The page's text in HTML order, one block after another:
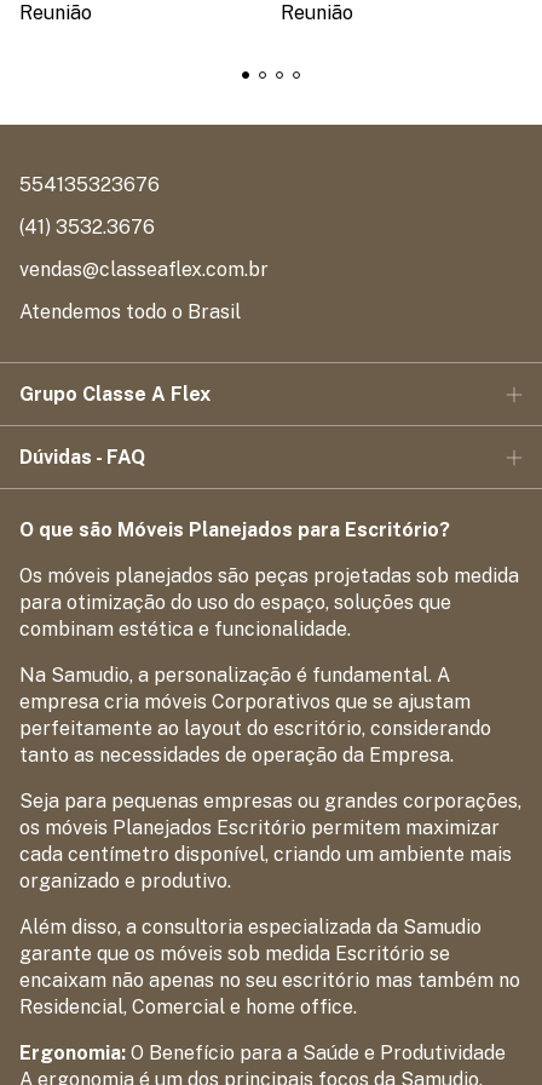
Reunião
Reunião
554135323676
(41) 3532.3676
vendas@classeaflex.com.br
Atendemos todo o Brasil
Grupo Classe A Flex
Dúvidas - FAQ
O que são Móveis Planejados para Escritório?
Os móveis planejados são peças projetadas sob medida
para otimização do uso do espaço, soluções que
combinam estética e funcionalidade.
Na Samudio, a personalização é fundamental. A
empresa cria móveis Corporativos que se ajustam
perfeitamente ao layout do escritório, considerando
tanto as necessidades de operação da Empresa.
Seja para pequenas empresas ou grandes corporações,
os móveis Planejados Escritório permitem maximizar
cada centímetro disponível, criando um ambiente mais
organizado e produtivo.
Além disso, a consultoria especializada da Samudio
garante que os móveis sob medida Escritório se
encaixam não apenas no seu escritório mas também no
Residencial, Comercial e home office.
Ergonomia: O Benefício para a Saúde e Produtividade
A ergonomia é um dos principais focos da Samudio.